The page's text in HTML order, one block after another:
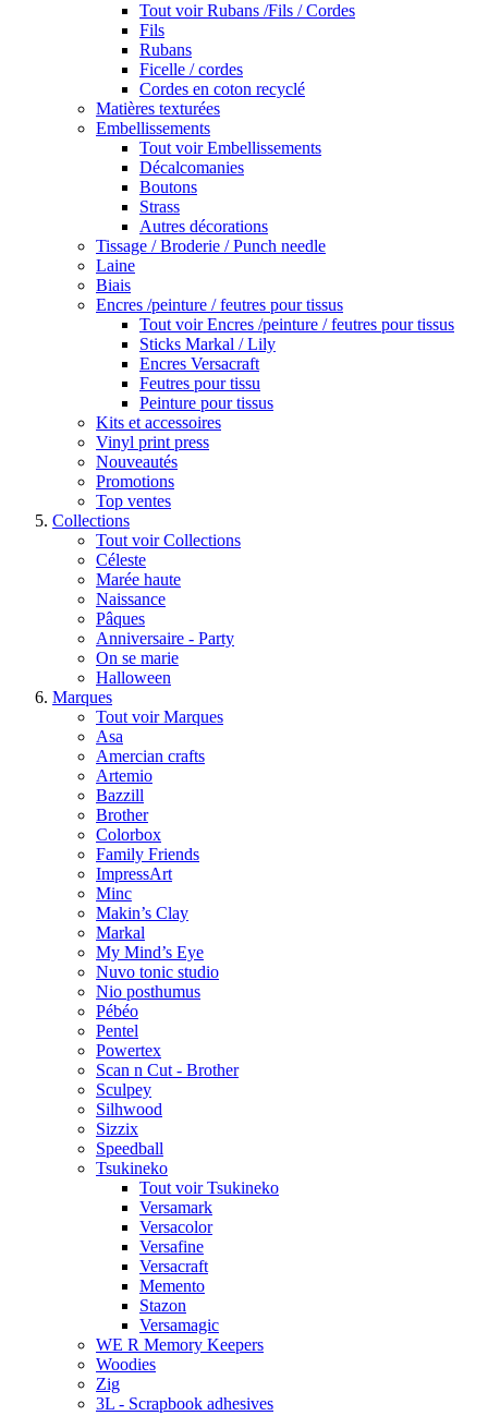
Tout voir Rubans /Fils / Cordes
Fils
Rubans
Ficelle / cordes
Cordes en coton recyclé
Matières texturées
Embellissements
Tout voir Embellissements
Décalcomanies
Boutons
Strass
Autres décorations
Tissage / Broderie / Punch needle
Laine
Biais
Encres /peinture / feutres pour tissus
Tout voir Encres /peinture / feutres pour tissus
Sticks Markal / Lily
Encres Versacraft
Feutres pour tissu
Peinture pour tissus
Kits et accessoires
Vinyl print press
Nouveautés
Promotions
Top ventes
Collections
Tout voir Collections
Céleste
Marée haute
Naissance
Pâques
Anniversaire - Party
On se marie
Halloween
Marques
Tout voir Marques
Asa
Amercian crafts
Artemio
Bazzill
Brother
Colorbox
Family Friends
ImpressArt
Minc
Makin’s Clay
Markal
My Mind’s Eye
Nuvo tonic studio
Nio posthumus
Pébéo
Pentel
Powertex
Scan n Cut - Brother
Sculpey
Silhwood
Sizzix
Speedball
Tsukineko
Tout voir Tsukineko
Versamark
Versacolor
Versafine
Versacraft
Memento
Stazon
Versamagic
WE R Memory Keepers
Woodies
Zig
3L - Scrapbook adhesives